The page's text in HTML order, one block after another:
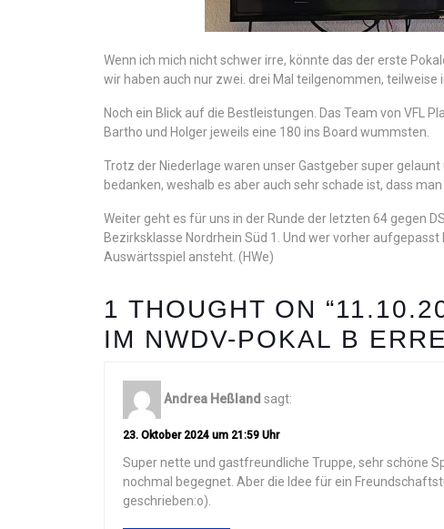
Wenn ich mich nicht schwer irre, könnte das der erste
wir haben auch nur zwei. drei Mal teilgenommen, teilweise
Noch ein Blick auf die Bestleistungen. Das Team von VFL
Bartho und Holger jeweils eine 180 ins Board wummsten.
Trotz der Niederlage waren unser Gastgeber super
bedanken, weshalb es aber auch sehr schade ist, dass
Weiter geht es für uns in der Runde der letzten 64 gegen
Bezirksklasse Nordrhein Süd 1. Und wer vorher
Auswärtsspiel ansteht. (HWe)
1 THOUGHT ON
IM NWDV-POKAL B
Andrea Heßland sagt:
23. Oktober 2024 um 21:59 Uhr
Super nette und gastfreundliche Truppe, sehr schöne
nochmal begegnet. Aber die Idee für ein
geschrieben:o).